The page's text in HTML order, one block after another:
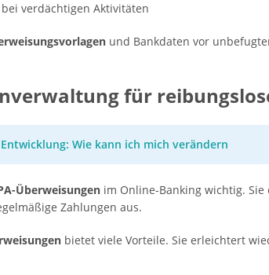
verdächtigen Aktivitäten
und Bankdaten vor
für
Wie kann ich mich verändern
Überweisungen im Online-Banking wichtig.
Zahlungen aus.
bietet viele Vorteile. Sie erleichtert